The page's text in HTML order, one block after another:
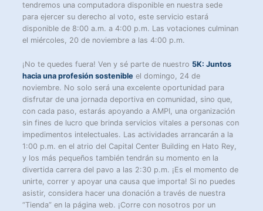
tendremos una computadora disponible en nuestra sede
para ejercer su derecho al voto, este servicio estará
disponible de 8:00 a.m. a 4:00 p.m. Las votaciones culminan
el miércoles, 20 de noviembre a las 4:00 p.m.
¡No te quedes fuera! Ven y sé parte de nuestro 5K: Juntos
hacia una profesión sostenible el domingo, 24 de
noviembre. No solo será una excelente oportunidad para
disfrutar de una jornada deportiva en comunidad, sino que,
con cada paso, estarás apoyando a AMPI, una organización
sin fines de lucro que brinda servicios vitales a personas con
impedimentos intelectuales. Las actividades arrancarán a la
1:00 p.m. en el atrio del Capital Center Building en Hato Rey,
y los más pequeños también tendrán su momento en la
divertida carrera del pavo a las 2:30 p.m. ¡Es el momento de
unirte, correr y apoyar una causa que importa! Si no puedes
asistir, considera hacer una donación a través de nuestra
“Tienda” en la página web. ¡Corre con nosotros por un